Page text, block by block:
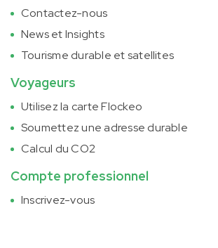
Contactez-nous
News et Insights
Tourisme durable et satellites
Voyageurs
Utilisez la carte Flockeo
Soumettez une adresse durable
Calcul du CO2
Compte professionnel
Inscrivez-vous